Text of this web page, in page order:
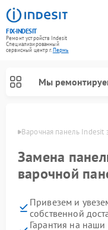
FIX-INDESIT
Ремонт устройств Indesit
Специализированный
cервисный центр г.Пермь
Мы
Варочная панель Indesit
Замена
варочной
Привезем и
собственной
Гарантия на